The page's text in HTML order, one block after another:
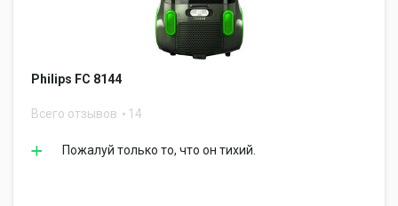
Philips FC 8144
Всего отзывов 14
Пожалуй только то, что он тихий.